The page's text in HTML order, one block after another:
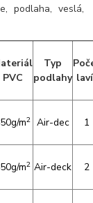
podlaha, veslá,
PVC
Typ
podlahy
m2 Air-dec 1
m2 Air-deck 2